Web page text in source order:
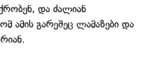
და ძალიან
ამის გარეშეც ლამაზები და